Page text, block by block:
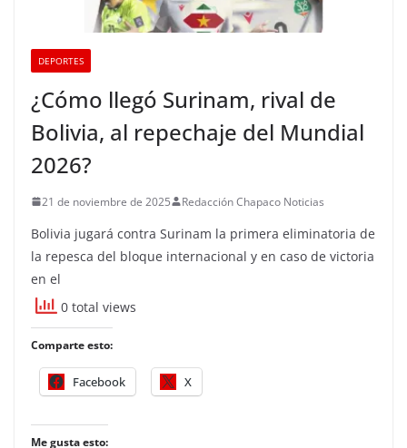
DEPORTES
¿Cómo llegó Surinam, rival de
Bolivia, al repechaje del Mundial
2026?
21 de noviembre de 2025 Redacción Chapaco Noticias
Bolivia jugará contra Surinam la primera eliminatoria de
la repesca del bloque internacional y en caso de victoria
en el
0 total views
Comparte esto:
Facebook X
Me gusta esto: